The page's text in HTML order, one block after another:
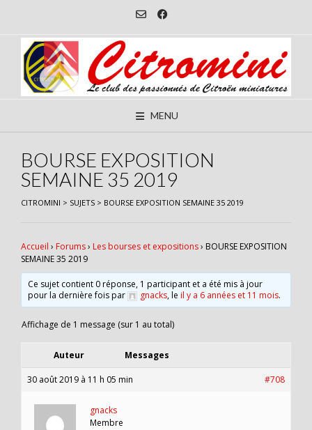
content
MENU
BOURSE EXPOSITION
SEMAINE 35 2019
CITROMINI > SUJETS > BOURSE EXPOSITION SEMAINE 35 2019
Accueil › Forums› Les bourses et expositions› BOURSE EXPOSITION
SEMAINE 35 2019
Ce sujet contient 0 réponse, 1 participant et a été mis à jour
pour la dernière fois par
gnacks, leil y a 6 années et 11 mois.
Affichage de 1 message (sur 1 au total)
Auteur Messages
30 août 2019 à 11 h 05 min #708
gnacks
Membre